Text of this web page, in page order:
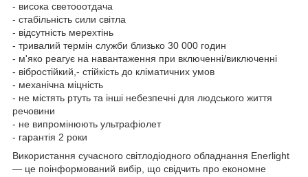
- висока светооотдача
- стабільність сили світла
- відсутність мерехтінь
- тривалий термін служби близько 30 000 годин
- м'яко реагує на навантаження при включенні/виключенні
- вібростійкий,- стійкість до кліматичних умов
- механічна міцність
- не містять ртуть та інші небезпечні для людського життя
речовини
- не випромінюють ультрафіолет
- гарантія 2 роки
Використання сучасного світлодіодного обладнання Enerlight
— це поінформований вибір, що свідчить про економне